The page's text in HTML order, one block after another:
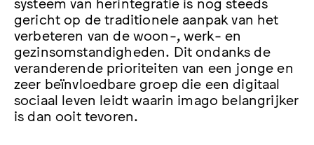
gericht op de traditionele aanpak van het
verbeteren van de woon-, werk- en
gezinsomstandigheden. Dit ondanks de
veranderende prioriteiten van een jonge en
zeer beïnvloedbare groep die een digitaal
sociaal leven leidt waarin imago belangrijker
is dan ooit tevoren.